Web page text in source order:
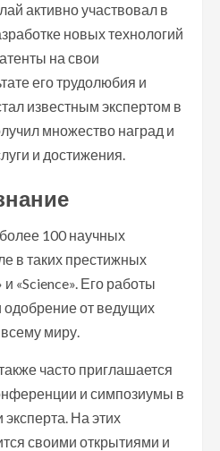
активно участвовал в
новых технологий
на свои
его трудолюбия и
известным экспертом в
множество наград и
и достижения.
100 научных
в таких престижных
«Science». Его работы
одобрение от ведущих
всему миру.
часто приглашается
и симпозиумы в
эксперта. На этих
своими открытиями и